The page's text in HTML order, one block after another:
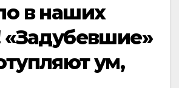
в наших
«Задубевшие»
ум,